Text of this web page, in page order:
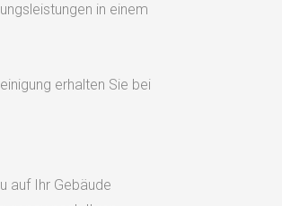
in einem
erhalten Sie bei
auf Ihr Gebäude